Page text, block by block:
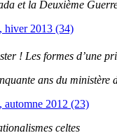
et la Deuxième
hiver 2013 (34)
! Les formes d’une
ans du ministère
automne 2012 (23)
celtes